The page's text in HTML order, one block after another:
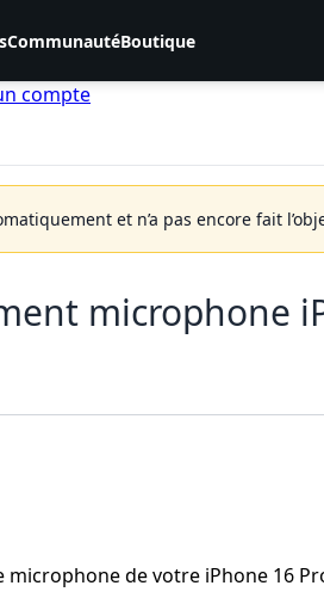
CommunautéBoutique
compte
et n’a pas encore fait
microphone
de votre iPhone 16